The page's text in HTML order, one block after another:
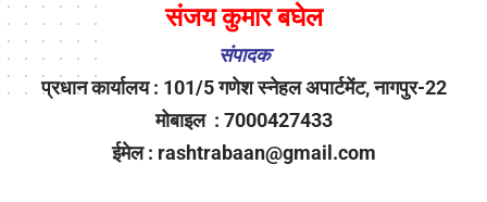
संजय कुमार बघेल
संपादक
प्रधान कार्यालय : 101/5 गणेश स्नेहल अपार्टमेंट, नागपुर-22
मोबाइल : 7000427433
ईमेल : rashtrabaan@gmail.com